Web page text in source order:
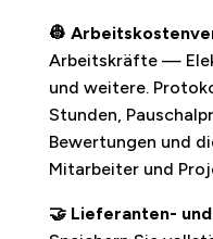
👷
Arbeitskräfte —
und weitere.
Stunden,
Bewertungen und
Mitarbeiter und
🤝 Lieferanten-